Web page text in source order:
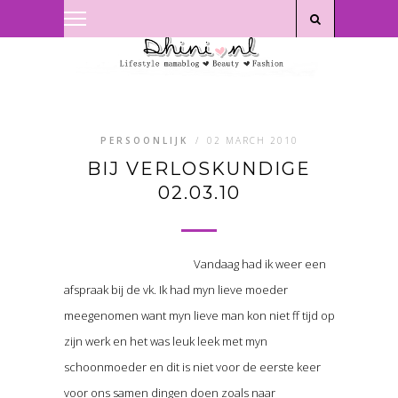
PERSOONLIJK / 02 MARCH 2010
BIJ VERLOSKUNDIGE
02.03.10
Vandaag had ik weer een
afspraak bij de vk. Ik had myn lieve moeder
meegenomen want myn lieve man kon niet ff tijd op
zijn werk en het was leuk leek met myn
schoonmoeder en dit is niet voor de eerste keer
voor ons samen dingen doen zoals naar